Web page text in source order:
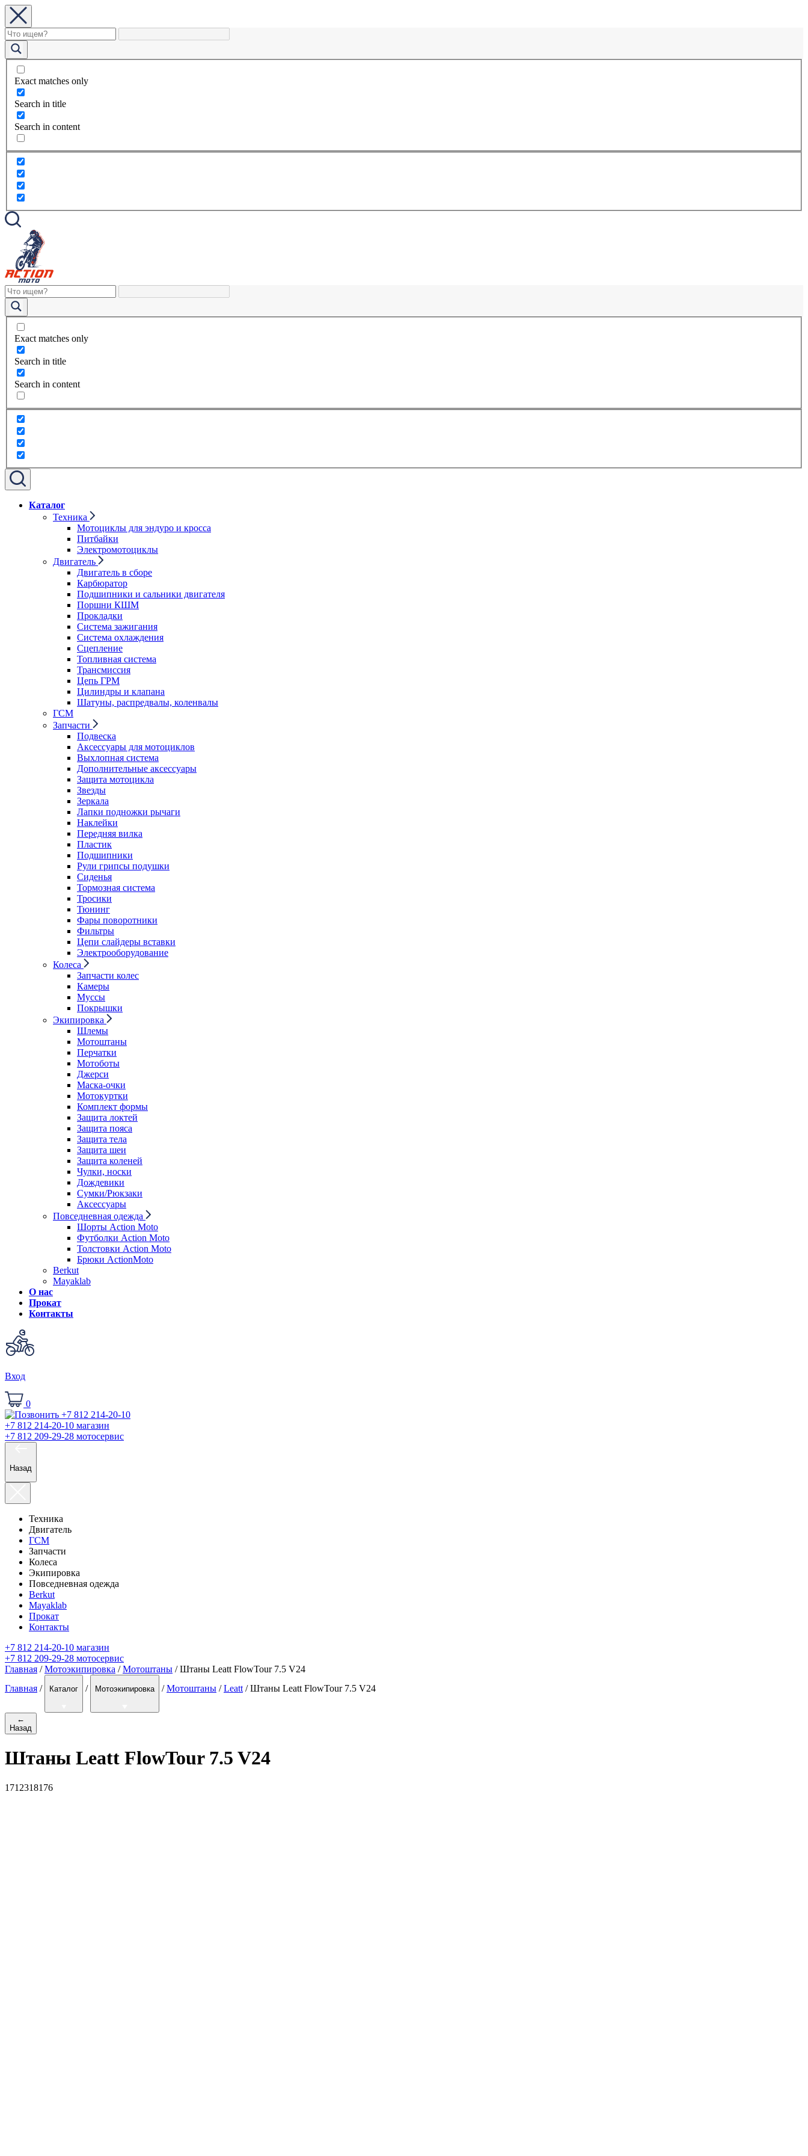
Exact matches only
Search in title
Search in content
Exact matches only
Search in title
Search in content
Каталог
Техника
Мотоциклы для эндуро и кросса
Питбайки
Электромотоциклы
Двигатель
Двигатель в сборе
Карбюратор
Подшипники и сальники двигателя
Поршни КШМ
Прокладки
Система зажигания
Система охлаждения
Сцепление
Топливная система
Трансмиссия
Цепь ГРМ
Цилиндры и клапана
Шатуны, распредвалы, коленвалы
ГСМ
Запчасти
Подвеска
Аксессуары для мотоциклов
Выхлопная система
Дополнительные аксессуары
Защита мотоцикла
Звезды
Зеркала
Лапки подножки рычаги
Наклейки
Передняя вилка
Пластик
Подшипники
Рули грипсы подушки
Сиденья
Тормозная система
Тросики
Тюнинг
Фары поворотники
Фильтры
Цепи слайдеры вставки
Электрооборудование
Колеса
Запчасти колес
Камеры
Муссы
Покрышки
Экипировка
Шлемы
Мотоштаны
Перчатки
Мотоботы
Джерси
Маска-очки
Мотокуртки
Комплект формы
Защита локтей
Защита пояса
Защита тела
Защита шеи
Защита коленей
Чулки, носки
Дождевики
Сумки/Рюкзаки
Аксессуары
Повседневная одежда
Шорты Action Moto
Футболки Action Moto
Толстовки Action Moto
Брюки ActionMoto
Berkut
Mayaklab
О нас
Прокат
Контакты
Вход
0
+7 812 214-20-10 магазин
+7 812 209-29-28 мотосервис
Назад
Техника
Двигатель
ГСМ
Запчасти
Колеса
Экипировка
Повседневная одежда
Berkut
Mayaklab
Прокат
Контакты
+7 812 214-20-10 магазин
+7 812 209-29-28 мотосервис
Главная /Мотоэкипировка /Мотоштаны / Штаны Leatt FlowTour 7.5 V24
Главная / Каталог / Мотоэкипировка / Мотоштаны / Leatt / Штаны Leatt FlowTour 7.5 V24
←
Назад
Штаны Leatt FlowTour 7.5 V24
1712318176